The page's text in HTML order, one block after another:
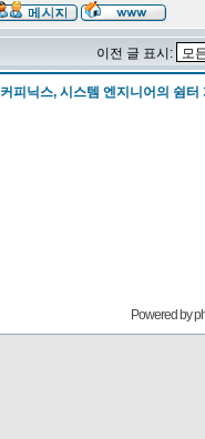
이전 글 표시:
커피닉스, 시스템 엔지니어의 쉼터
Powered by